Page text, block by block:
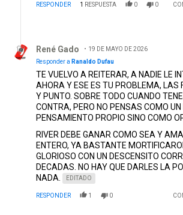
RESPONDER 1 RESPUESTA 0 0
René Gado
19 DE MAYO DE 2026
Responder a Ranaldo Dufau
TE VUELVO A REITERAR, A NADIE LE
AHORA Y ESE ES TU PROBLEMA, LAS
Y PUNTO. SOBRE TODO CUANDO
CONTRA, PERO NO PENSAS COMO UN
PENSAMIENTO PROPIO SINO COMO
RIVER DEBE GANAR COMO SEA Y
ENTERO, YA BASTANTE
GLORIOSO CON UN DESCENSITO
DECADAS. NO HAY QUE DARLES LA
NADA.
EDITADO
RESPONDER 1 0